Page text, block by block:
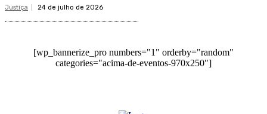
Justiça 24 de julho de 2026
[wp_bannerize_pro numbers="1" orderby="random"
categories="acima-de-eventos-970x250"]